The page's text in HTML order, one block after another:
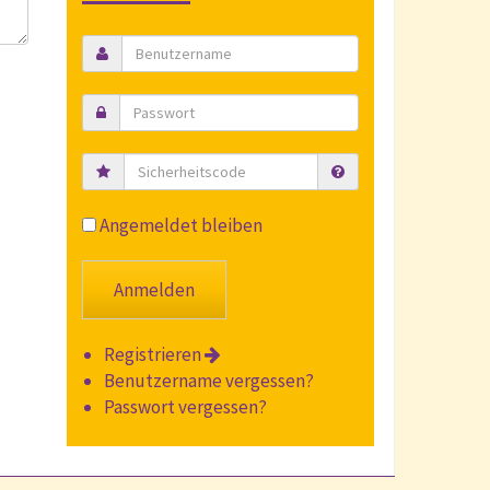
Sicherheitscode
Angemeldet bleiben
Registrieren
Benutzername vergessen?
Passwort vergessen?